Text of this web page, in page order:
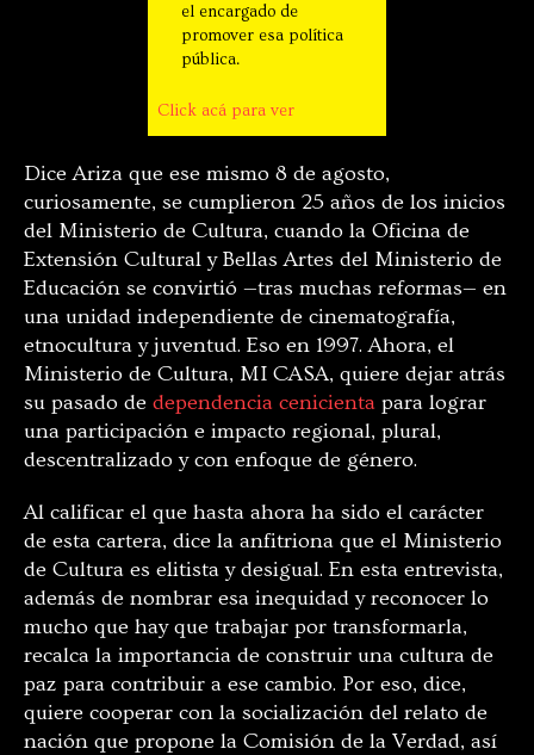
el encargado de
promover esa política
pública.
Click acá para ver
Dice Ariza que ese mismo 8 de agosto,
curiosamente, se cumplieron 25 años de los inicios
del Ministerio de Cultura, cuando la Oficina de
Extensión Cultural y Bellas Artes del Ministerio de
Educación se convirtió —tras muchas reformas— en
una unidad independiente de cinematografía,
etnocultura y juventud. Eso en 1997. Ahora, el
Ministerio de Cultura, MI CASA, quiere dejar atrás
su pasado de dependencia cenicienta para lograr
una participación e impacto regional, plural,
descentralizado y con enfoque de género.
Al calificar el que hasta ahora ha sido el carácter
de esta cartera, dice la anfitriona que el Ministerio
de Cultura es elitista y desigual. En esta entrevista,
además de nombrar esa inequidad y reconocer lo
mucho que hay que trabajar por transformarla,
recalca la importancia de construir una cultura de
paz para contribuir a ese cambio. Por eso, dice,
quiere cooperar con la socialización del relato de
nación que propone la Comisión de la Verdad, así